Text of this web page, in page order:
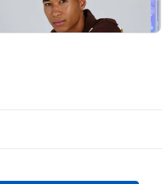
ブン』サイト上の各参加者の
3.15)